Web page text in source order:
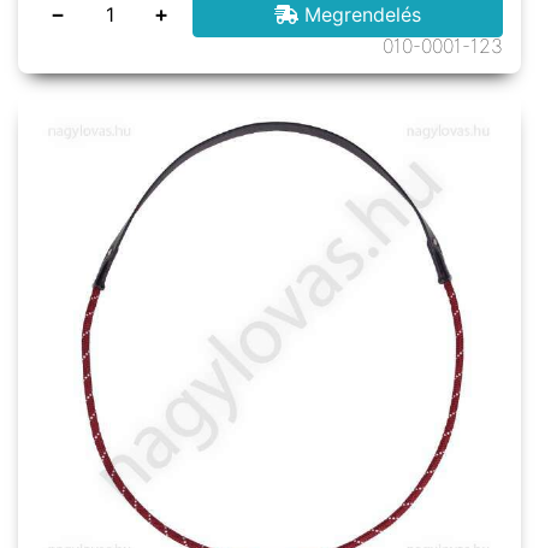
− +
Megrendelés
010-0001-123